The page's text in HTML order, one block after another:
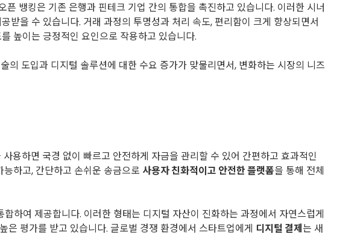
뱅킹은 기존 은행과 핀테크 기업 간의 통합을 촉진하고 있습니다. 이러한 시너
을 수 있습니다. 거래 과정의 투명성과 처리 속도, 편리함이 크게 향상되면서
높이는 긍정적인 요인으로 작용하고 있습니다.
도입과 디지털 솔루션에 대한 수요 증가가 맞물리면서, 변화하는 시장의 니즈
용하면 국경 없이 빠르고 안전하게 자금을 관리할 수 있어 간편하고 효과적인
하고, 간단하고 손쉬운 송금으로 사용자 친화적이고 안전한 플랫폼을 통해 전체
하여 제공합니다. 이러한 형태는 디지털 자산이 진화하는 과정에서 자연스럽게
평가를 받고 있습니다. 글로벌 경쟁 환경에서 스타트업에게 디지털 결제는 새